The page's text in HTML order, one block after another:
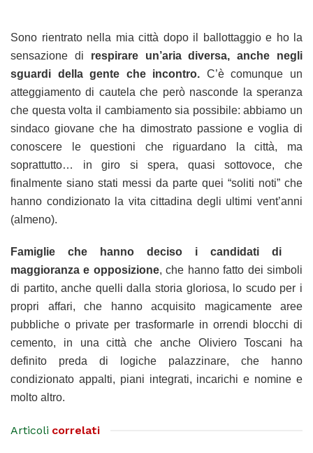
Sono rientrato nella mia città dopo il ballottaggio e ho la
sensazione di respirare un’aria diversa, anche negli
sguardi della gente che incontro. C’è comunque un
atteggiamento di cautela che però nasconde la speranza
che questa volta il cambiamento sia possibile: abbiamo un
sindaco giovane che ha dimostrato passione e voglia di
conoscere le questioni che riguardano la città, ma
soprattutto… in giro si spera, quasi sottovoce, che
finalmente siano stati messi da parte quei “soliti noti” che
hanno condizionato la vita cittadina degli ultimi vent’anni
(almeno).
Famiglie che hanno deciso i candidati di
maggioranza e opposizione, che hanno fatto dei simboli
di partito, anche quelli dalla storia gloriosa, lo scudo per i
propri affari, che hanno acquisito magicamente aree
pubbliche o private per trasformarle in orrendi blocchi di
cemento, in una città che anche Oliviero Toscani ha
definito preda di logiche palazzinare, che hanno
condizionato appalti, piani integrati, incarichi e nomine e
molto altro.
Articoli correlati